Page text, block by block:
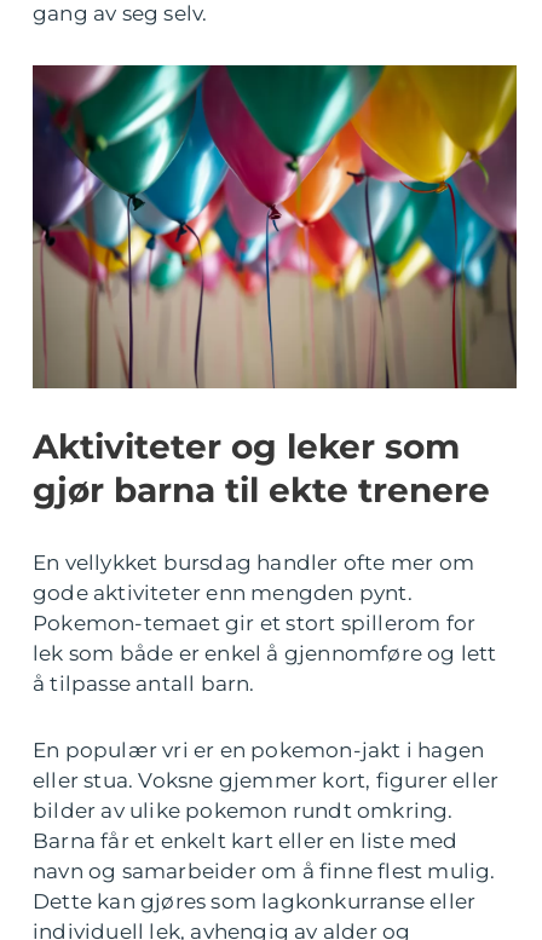
gang av seg selv.
Aktiviteter og leker som
gjør barna til ekte trenere
En vellykket bursdag handler ofte mer om
gode aktiviteter enn mengden pynt.
Pokemon-temaet gir et stort spillerom for
lek som både er enkel å gjennomføre og lett
å tilpasse antall barn.
En populær vri er en pokemon-jakt i hagen
eller stua. Voksne gjemmer kort, figurer eller
bilder av ulike pokemon rundt omkring.
Barna får et enkelt kart eller en liste med
navn og samarbeider om å finne flest mulig.
Dette kan gjøres som lagkonkurranse eller
individuell lek, avhengig av alder og